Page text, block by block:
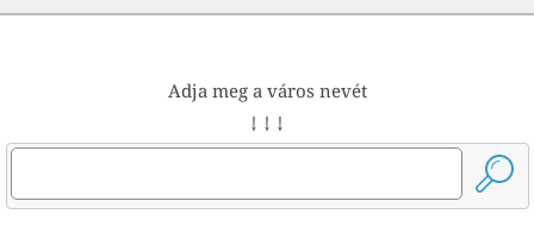
Adja meg a város nevét
↓ ↓ ↓